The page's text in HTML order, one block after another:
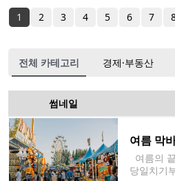
1 2 3 4 5 6 7
전체 카테고리 경제·부동산
썸네일
여름 막
여름의
당일치기